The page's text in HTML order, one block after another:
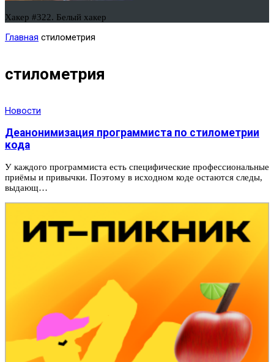
Хакер #322. Белый хакер
Главная стилометрия
стилометрия
Новости
Деанонимизация программиста по стилометрии
кода
У каждого программиста есть специфические профессиональные
приёмы и привычки. Поэтому в исходном коде остаются следы,
выдающ…